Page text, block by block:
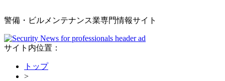
警備・ビルメンテナンス業専門情報サイト
サイト内位置：
トップ
>